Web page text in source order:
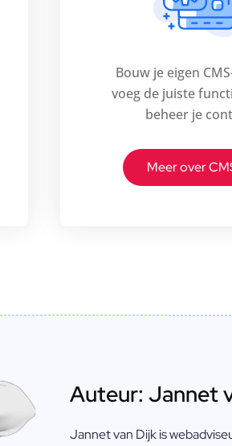
Bouw je eigen
voeg de juiste
beheer je
Meer over
Auteur: Jannet
Jannet van Dijk is